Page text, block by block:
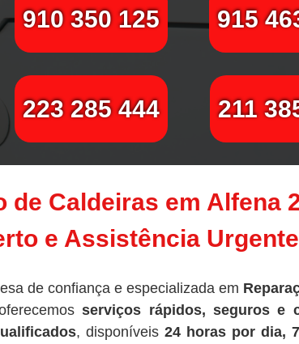
910 350 125
223 285 444
915
211
de Caldeiras em Alfena
e Assistência
de confiança e especializada em
serviços rápidos, seguros e
, disponíveis 24 horas por dia,